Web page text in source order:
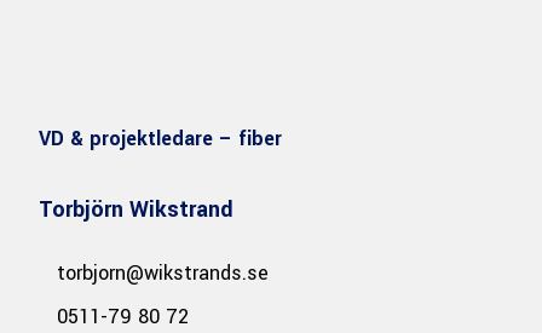
VD & projektledare – fiber
Torbjörn Wikstrand
torbjorn@wikstrands.se
0511-79 80 72